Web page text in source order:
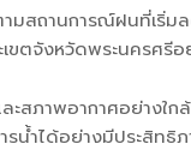
มสถานการณ์ฝนที่เริ่
ขตจังหวัดพระนครศรี
สภาพอากาศอย่าง
น้ำได้อย่างมีประสิทธิ